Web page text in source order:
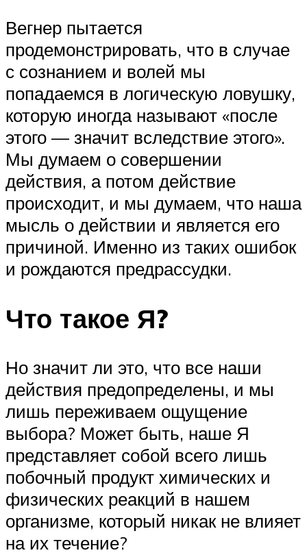
Вегнер пытается
продемонстрировать, что в случае
с сознанием и волей мы
попадаемся в логическую ловушку,
которую иногда называют «после
этого — значит вследствие этого».
Мы думаем о совершении
действия, а потом действие
происходит, и мы думаем, что наша
мысль о действии и является его
причиной. Именно из таких ошибок
и рождаются предрассудки.
Что такое Я?
Но значит ли это, что все наши
действия предопределены, и мы
лишь переживаем ощущение
выбора? Может быть, наше Я
представляет собой всего лишь
побочный продукт химических и
физических реакций в нашем
организме, который никак не влияет
на их течение?